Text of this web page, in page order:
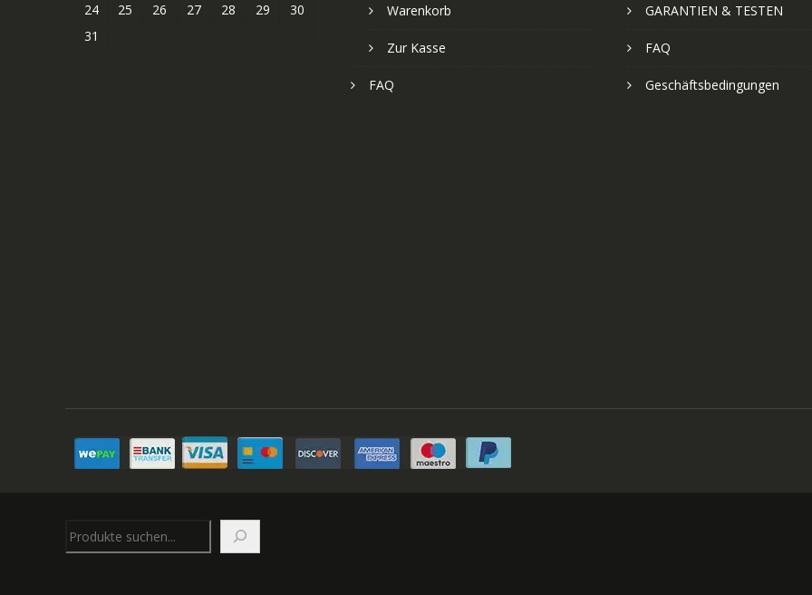
24
25 26 27 28 29
30
31
Warenkorb
Zur Kasse
FAQ
GARANTIEN & TESTEN
FAQ
Geschäftsbedingungen
Suchen